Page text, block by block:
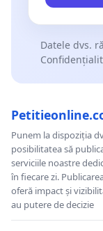
Datele dvs.
Punem la dispoziția
posibilitatea să
serviciile noastre
în fiecare zi.
oferă impact și
au putere de decizie